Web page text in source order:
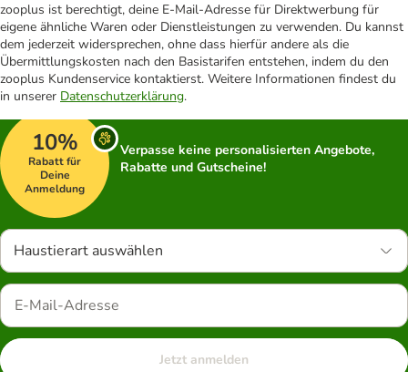
zooplus ist berechtigt, deine E-Mail-Adresse für Direktwerbung für
eigene ähnliche Waren oder Dienstleistungen zu verwenden. Du kannst
dem jederzeit widersprechen, ohne dass hierfür andere als die
Übermittlungskosten nach den Basistarifen entstehen, indem du den
zooplus Kundenservice kontaktierst. Weitere Informationen findest du
in unserer Datenschutzerklärung.
10%
Rabatt für
Deine
Anmeldung
Verpasse keine personalisierten Angebote,
Rabatte und Gutscheine!
Haustierart auswählen
Jetzt anmelden